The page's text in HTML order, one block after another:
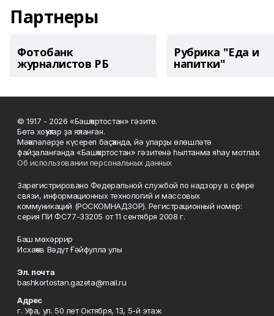
Партнеры
Фотобанк
журналистов РБ
Рубрика "Еда и
напитки"
© 1917 - 2026 «Башҡортостан» гәзите.
Бөтә хоҡуҡтар ҙа яҡланған.
Мәҡәләләрҙе күсереп баҫҡанда, йә уларҙы өлөшләтә
файҙаланғанда «Башҡортостан» гәзитенә һылтанма яһау мотлаҡ.
Об использовании персональных данных
Зарегистрировано Федеральной службой по надзору в сфере
связи, информационных технологий и массовых
коммуникаций (РОСКОМНАДЗОР). Регистрационный номер:
серия ПИ ФС77-33205 от 11 сентября 2008 г.
Баш мөхәррир
Исхаҡов Вәдүт Ғәйфулла улы
Эл. почта
bashkortostan.gazeta@mail.ru
Адрес
г. Уфа, ул. 50 лет Октября, 13, 5-й этаж